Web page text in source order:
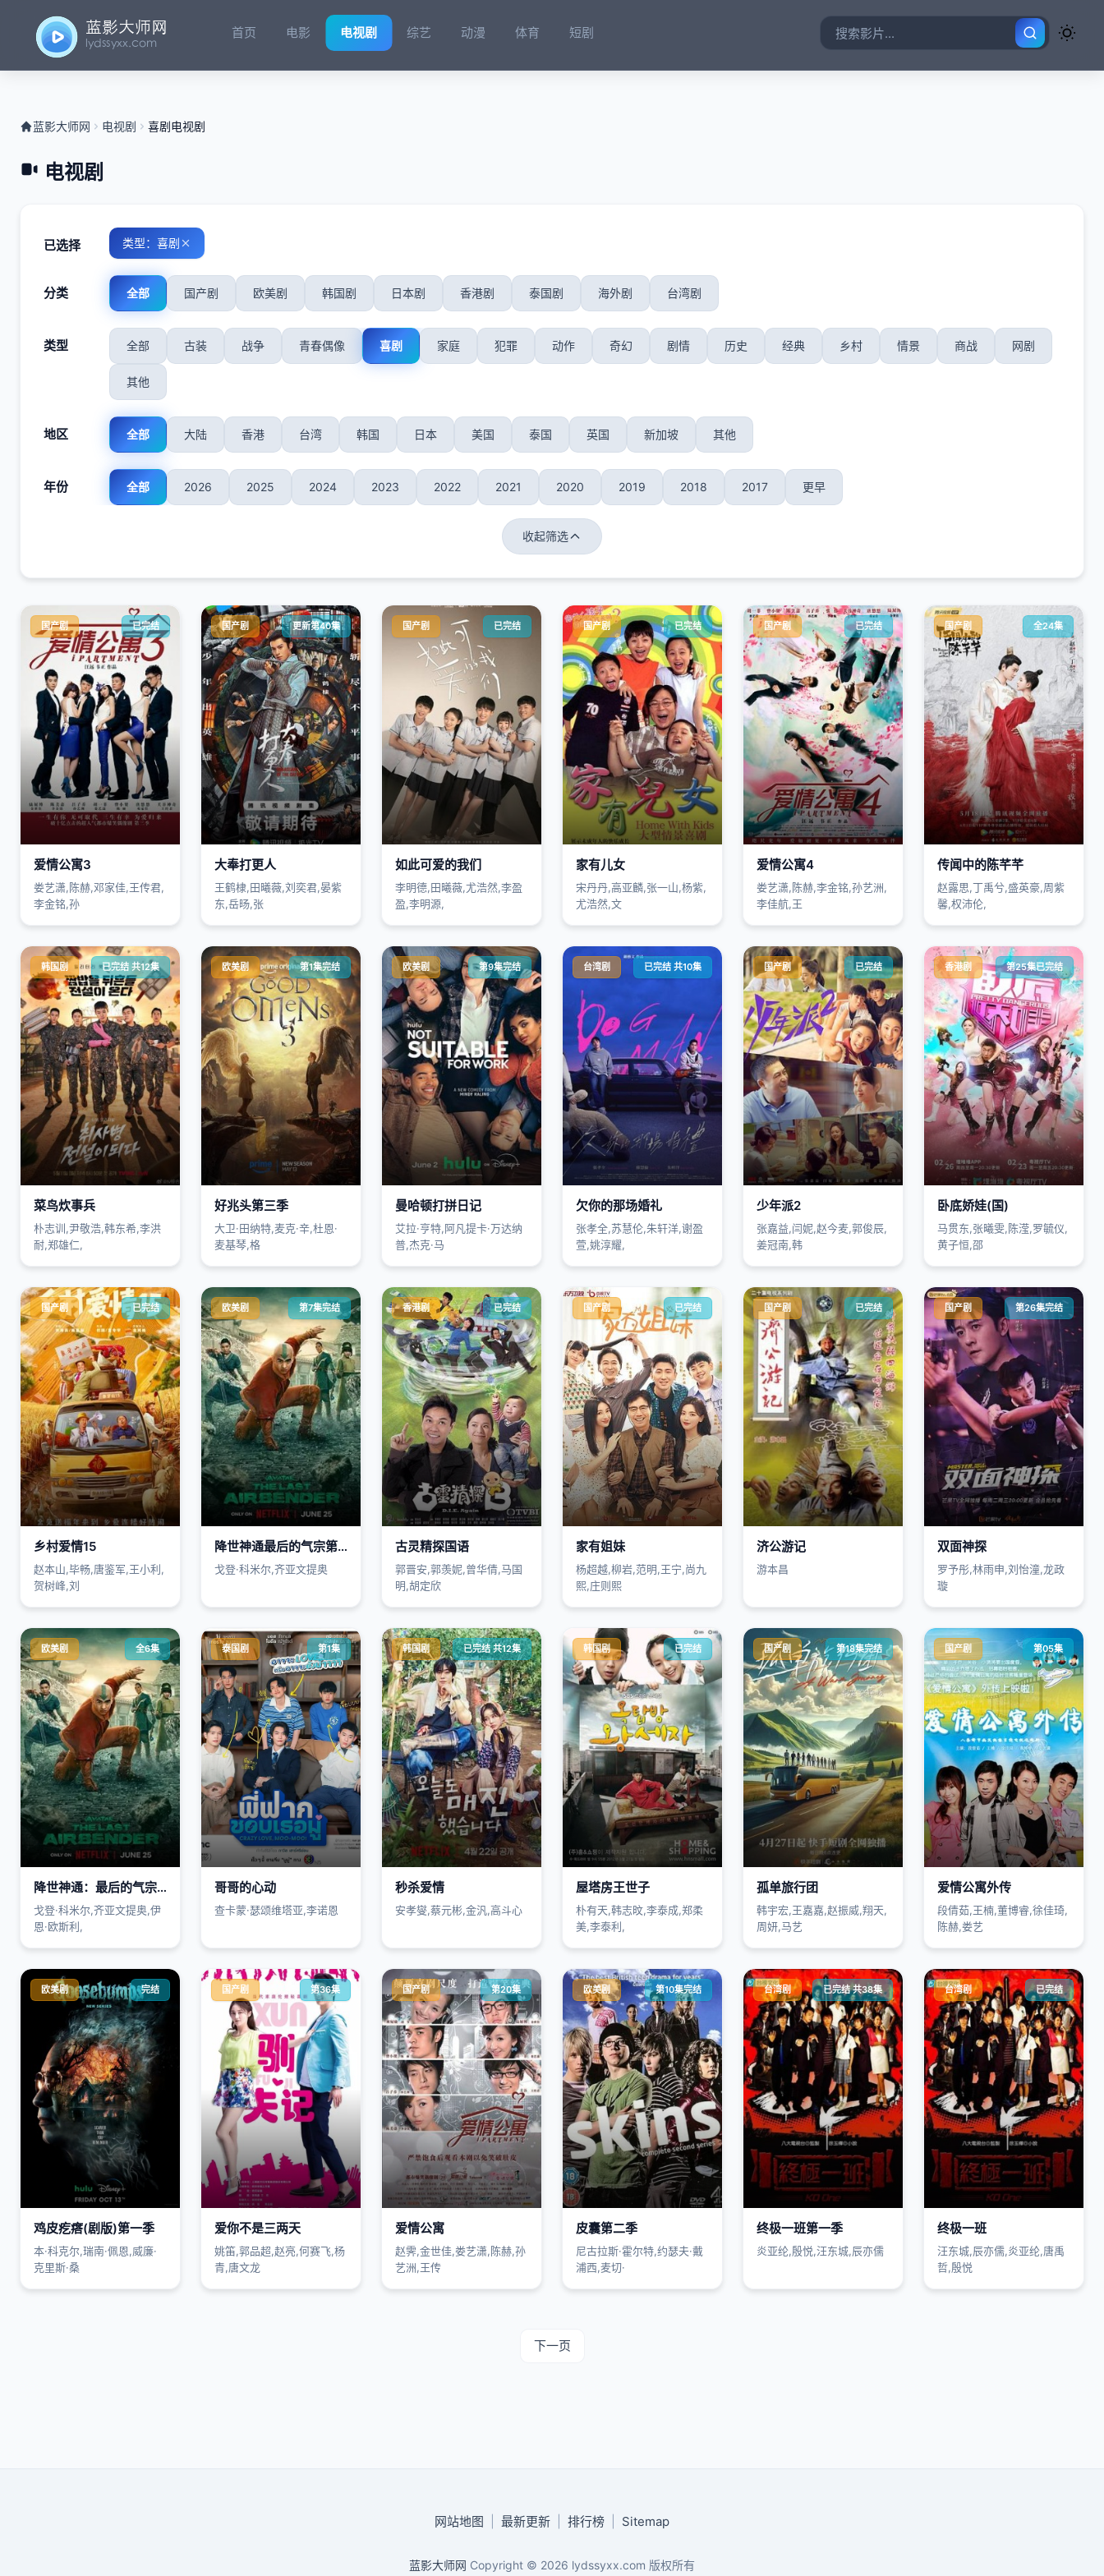
首页 电影 电视剧 综艺 动漫 体育 短剧
蓝影大师网 电视剧 喜剧电视剧
电视剧
已选择 类型：喜剧
分类 全部 国产剧 欧美剧 韩国剧 日本剧 香港剧 泰国剧 海外剧 台湾剧
类型 全部 古装 战争 青春偶像 喜剧 家庭 犯罪 动作 奇幻 剧情 历史 经典 乡村 情景 商战 网剧
其他
地区 全部 大陆 香港 台湾 韩国 日本 美国 泰国 英国 新加坡 其他
年份 全部 2026 2025 2024 2023 2022 2021 2020 2019 2018 2017 更早
收起筛选
国产剧 已完结
爱情公寓3
娄艺潇,陈赫,邓家佳,王传君,
李金铭,孙
国产剧 更新第40集
大奉打更人
王鹤棣,田曦薇,刘奕君,晏紫
东,岳旸,张
国产剧 已完结
如此可爱的我们
李明德,田曦薇,尤浩然,李盈
盈,李明源,
国产剧 已完结
家有儿女
宋丹丹,高亚麟,张一山,杨紫,
尤浩然,文
国产剧 已完结
爱情公寓4
娄艺潇,陈赫,李金铭,孙艺洲,
李佳航,王
国产剧 全24集
传闻中的陈芊芊
赵露思,丁禹兮,盛英豪,周紫
馨,权沛伦,
韩国剧 已完结 共12集
菜鸟炊事兵
朴志训,尹敬浩,韩东希,李洪
耐,郑雄仁,
欧美剧 第1集完结
好兆头第三季
大卫·田纳特,麦克·辛,杜恩·
麦基琴,格
欧美剧 第9集完结
曼哈顿打拼日记
艾拉·亨特,阿凡提卡·万达纳
普,杰克·马
台湾剧 已完结 共10集
欠你的那场婚礼
张孝全,苏慧伦,朱轩洋,谢盈
萱,姚淳耀,
国产剧 已完结
少年派2
张嘉益,闫妮,赵今麦,郭俊辰,
姜冠南,韩
香港剧 第25集已完结
卧底娇娃(国)
马贯东,张曦雯,陈滢,罗毓仪,
黄子恒,邵
国产剧 已完结
乡村爱情15
赵本山,毕畅,唐鉴军,王小利,
贺树峰,刘
欧美剧 第7集完结
降世神通最后的气宗第二季
戈登·科米尔,齐亚文提奥
香港剧 已完结
古灵精探国语
郭晋安,郭羡妮,曾华倩,马国
明,胡定欣
国产剧 已完结
家有姐妹
杨超越,柳岩,范明,王宁,尚九
熙,庄则熙
国产剧 已完结
济公游记
游本昌
国产剧 第26集完结
双面神探
罗予彤,林雨申,刘怡潼,龙政
璇
欧美剧 全6集
降世神通：最后的气宗第2季
戈登·科米尔,齐亚文提奥,伊
恩·欧斯利,
泰国剧 第1集
哥哥的心动
查卡蒙·瑟颂维塔亚,李诺恩
韩国剧 已完结 共12集
秒杀爱情
安孝燮,蔡元彬,金汎,高斗心
韩国剧 已完结
屋塔房王世子
朴有天,韩志旼,李泰成,郑柔
美,李泰利,
国产剧 第18集完结
孤单旅行团
韩宇宏,王嘉嘉,赵振威,翔天,
周妍,马艺
国产剧 第05集
爱情公寓外传
段倩茹,王楠,董博睿,徐佳琦,
陈赫,娄艺
欧美剧 完结
鸡皮疙瘩(剧版)第一季
本·科克尔,瑞南·佩恩,威廉·
克里斯·桑
国产剧 第36集
爱你不是三两天
姚笛,郭品超,赵亮,何赛飞,杨
青,唐文龙
国产剧 第20集
爱情公寓
赵霁,金世佳,娄艺潇,陈赫,孙
艺洲,王传
欧美剧 第10集完结
皮囊第二季
尼古拉斯·霍尔特,约瑟夫·戴
浦西,麦切·
台湾剧 已完结 共38集
终极一班第一季
炎亚纶,殷悦,汪东城,辰亦儒
台湾剧 已完结
终极一班
汪东城,辰亦儒,炎亚纶,唐禹
哲,殷悦
下一页
网站地图 最新更新 排行榜 Sitemap
蓝影大师网 Copyright © 2026 lydssyxx.com 版权所有